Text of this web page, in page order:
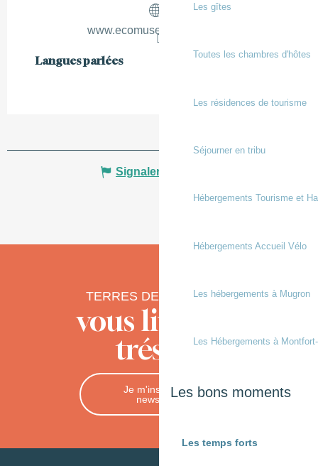
Les gîtes
Toutes les chambres d'hôtes
Les résidences de tourisme
Séjourner en tribu
Hébergements Tourisme et
Hébergements Accueil Vélo
Les hébergements à Mugron
Les Hébergements à
Les bons moments
Les temps forts
www.ecomusee-armagnac.fr
Langues parlées
Langues parlées
Signaler une erreur
TERRES DE CHALOSSE
vous livre ses
trésors
Je m'inscris à la
newsletter